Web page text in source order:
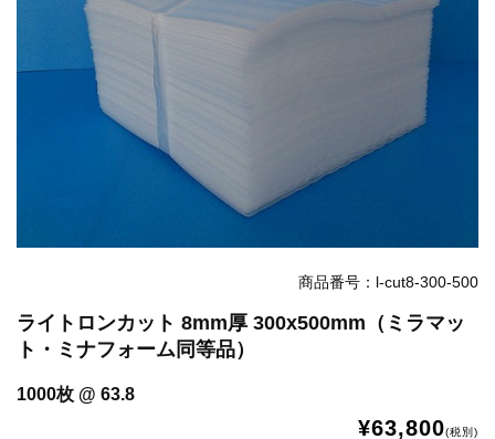
夏季休業のお知らせ...
2024.2.27
全国へ確実・迅速に納品...
2024.2.27
オンラインショップを開設いたしました。...
商品番号：l-cut8-300-500
ライトロンカット 8mm厚 300x500mm（ミラマッ
ト・ミナフォーム同等品）
1000枚 @ 63.8
¥63,800(税別)